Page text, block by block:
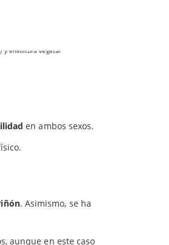
en la regulación del
en ambos sexos.
. Asimismo, se ha
aunque en este caso
y envoltura vegetal